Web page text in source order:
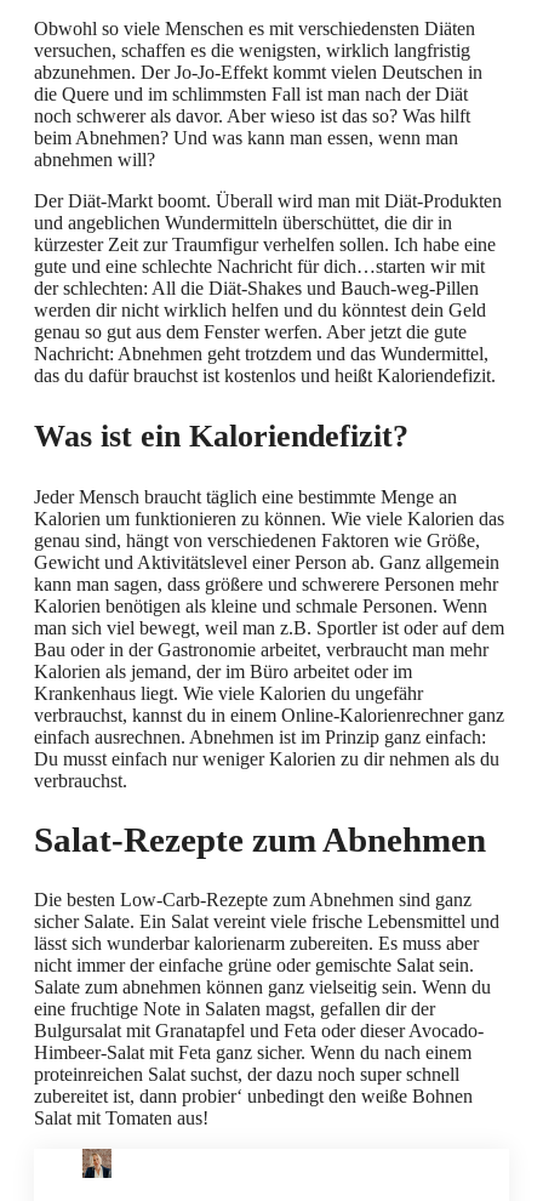
Obwohl so viele Menschen es mit verschiedensten Diäten
versuchen, schaffen es die wenigsten, wirklich langfristig
abzunehmen. Der Jo-Jo-Effekt kommt vielen Deutschen in
die Quere und im schlimmsten Fall ist man nach der Diät
noch schwerer als davor. Aber wieso ist das so? Was hilft
beim Abnehmen? Und was kann man essen, wenn man
abnehmen will?
Der Diät-Markt boomt. Überall wird man mit Diät-Produkten
und angeblichen Wundermitteln überschüttet, die dir in
kürzester Zeit zur Traumfigur verhelfen sollen. Ich habe eine
gute und eine schlechte Nachricht für dich…starten wir mit
der schlechten: All die Diät-Shakes und Bauch-weg-Pillen
werden dir nicht wirklich helfen und du könntest dein Geld
genau so gut aus dem Fenster werfen. Aber jetzt die gute
Nachricht: Abnehmen geht trotzdem und das Wundermittel,
das du dafür brauchst ist kostenlos und heißt Kaloriendefizit.
Was ist ein Kaloriendefizit?
Jeder Mensch braucht täglich eine bestimmte Menge an
Kalorien um funktionieren zu können. Wie viele Kalorien das
genau sind, hängt von verschiedenen Faktoren wie Größe,
Gewicht und Aktivitätslevel einer Person ab. Ganz allgemein
kann man sagen, dass größere und schwerere Personen mehr
Kalorien benötigen als kleine und schmale Personen. Wenn
man sich viel bewegt, weil man z.B. Sportler ist oder auf dem
Bau oder in der Gastronomie arbeitet, verbraucht man mehr
Kalorien als jemand, der im Büro arbeitet oder im
Krankenhaus liegt. Wie viele Kalorien du ungefähr
verbrauchst, kannst du in einem Online-Kalorienrechner ganz
einfach ausrechnen. Abnehmen ist im Prinzip ganz einfach:
Du musst einfach nur weniger Kalorien zu dir nehmen als du
verbrauchst.
Salat-Rezepte zum Abnehmen
Die besten Low-Carb-Rezepte zum Abnehmen sind ganz
sicher Salate. Ein Salat vereint viele frische Lebensmittel und
lässt sich wunderbar kalorienarm zubereiten. Es muss aber
nicht immer der einfache grüne oder gemischte Salat sein.
Salate zum abnehmen können ganz vielseitig sein. Wenn du
eine fruchtige Note in Salaten magst, gefallen dir der
Bulgursalat mit Granatapfel und Feta oder dieser Avocado-
Himbeer-Salat mit Feta ganz sicher. Wenn du nach einem
proteinreichen Salat suchst, der dazu noch super schnell
zubereitet ist, dann probier‘ unbedingt den weiße Bohnen
Salat mit Tomaten aus!